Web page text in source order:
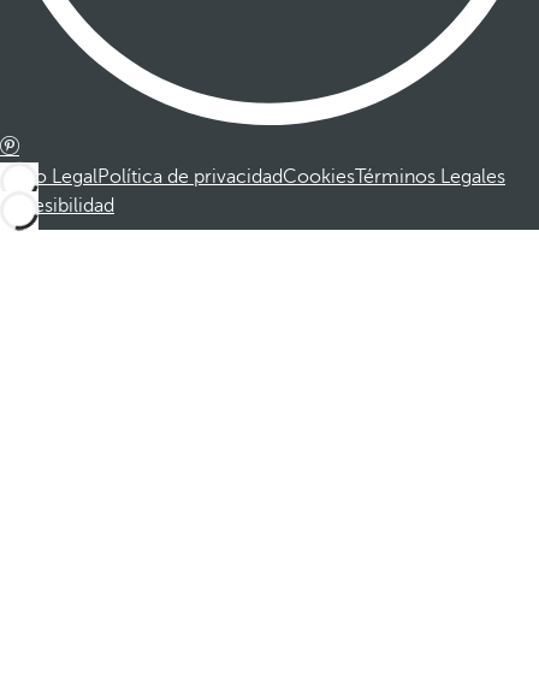
Aviso LegalPolítica de privacidadCookiesTérminos Legales
Accesibilidad